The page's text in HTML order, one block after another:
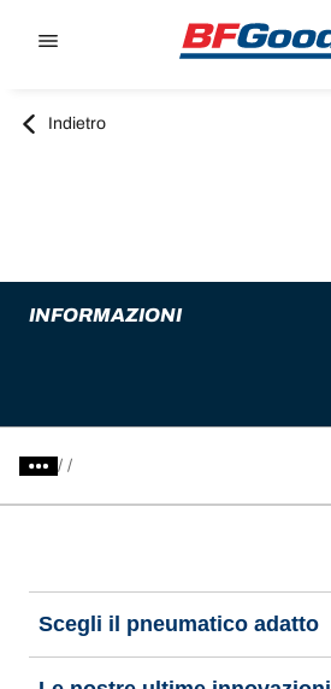
Indietro
INFORMAZIONI
/
Scegli il pneumatico adatto